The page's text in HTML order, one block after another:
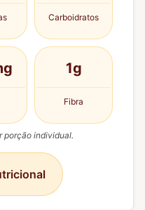
Carboidratos
1g
Fibra
porção individual.